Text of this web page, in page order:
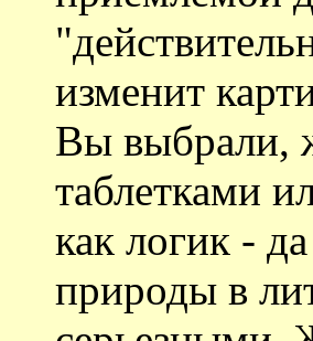
изменит
Вы выбрали,
таблетками
как логик -
природы в